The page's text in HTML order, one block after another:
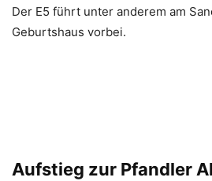
Der E5 führt unter anderem am
Geburtshaus vorbei.
Aufstieg zur Pfandler